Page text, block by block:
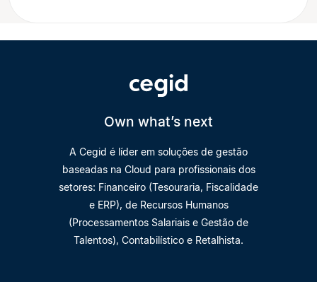
Own what’s next
A Cegid é líder em soluções de gestão
baseadas na Cloud para profissionais dos
setores: Financeiro (Tesouraria, Fiscalidade
e ERP), de Recursos Humanos
(Processamentos Salariais e Gestão de
Talentos), Contabilístico e Retalhista.